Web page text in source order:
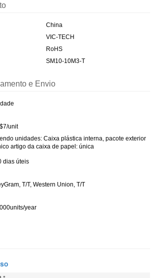
China
VIC-TECH
RoHS
SM10-10M3-T
e Envio
unit
unidades: Caixa plástica interna, pacote exterior
artigo da caixa de papel: única
dias úteis
T/T, Western Union, T/T
year